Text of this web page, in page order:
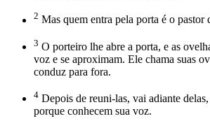
2 Mas quem entra pela porta é o pastor
3 O porteiro lhe abre a porta, e as
voz e se aproximam. Ele chama suas
conduz para fora.
4 Depois de reuni-las, vai adiante
porque conhecem sua voz.